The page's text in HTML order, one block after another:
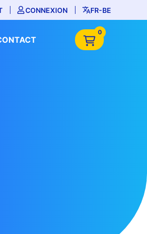
CONNEXION FR-BE
0